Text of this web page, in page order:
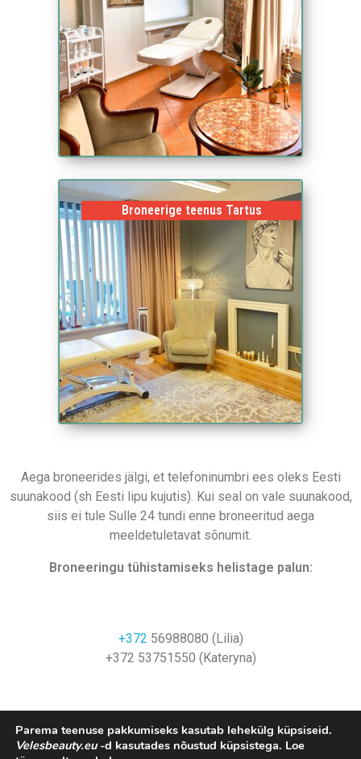
Broneerige teenus Tartus
Aega broneerides jälgi, et telefoninumbri ees oleks Eesti
suunakood (sh Eesti lipu kujutis). Kui seal on vale suunakood,
siis ei tule Sulle 24 tundi enne broneeritud aega
meeldetuletavat sõnumit.
Broneeringu tühistamiseks helistage palun:
+372 56988080 (Lilia)
+372 53751550 (Kateryna)
Parema teenuse pakkumiseks kasutab lehekülg küpsiseid.
Velesbeauty.eu-d kasutades nõustud küpsistega. Loe